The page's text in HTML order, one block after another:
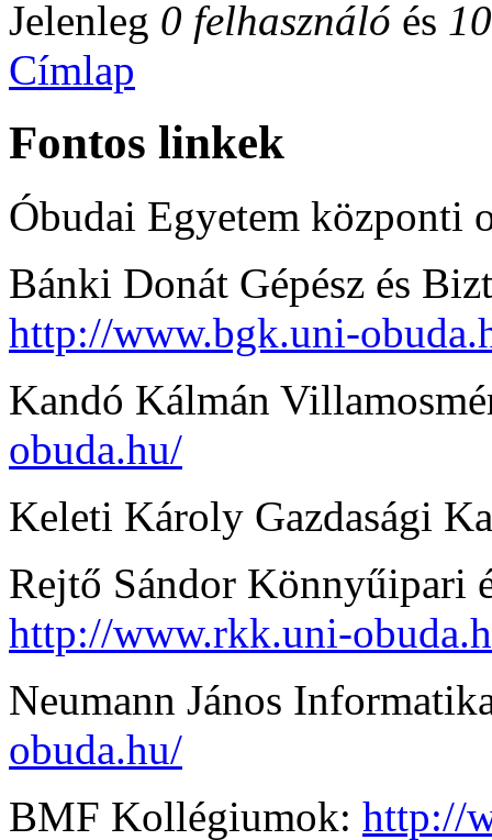
Jelenleg 0 felhasználó és
Címlap
Fontos linkek
Óbudai Egyetem központi
Bánki Donát Gépész és
http://www.bgk.uni-
Kandó Kálmán
obuda.hu/
Keleti Károly Gazdasági
Rejtő Sándor Könnyűipari
http://www.rkk.uni-
Neumann János
obuda.hu/
BMF Kollégiumok: http://